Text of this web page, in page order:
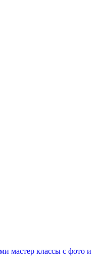
мастер классы с фото и